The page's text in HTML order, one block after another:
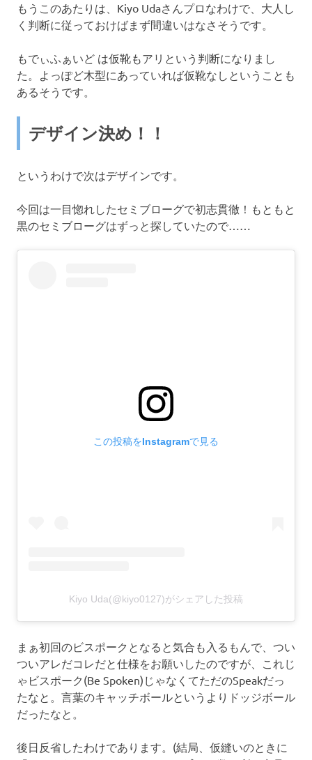
もうこのあたりは、Kiyo Udaさんプロなわけで、大人し
く判断に従っておけばまず間違いはなさそうです。
もでぃふぁいど は仮靴もアリという判断になりまし
た。よっぽど木型にあっていれば仮靴なしということも
あるそうです。
デザイン決め！！
というわけで次はデザインです。
今回は一目惚れしたセミブローグで初志貫徹！もともと
黒のセミブローグはずっと探していたので……
この投稿をInstagramで見る
Kiyo Uda(@kiyo0127)がシェアした投稿
まぁ初回のビスポークとなると気合も入るもんで、つい
ついアレだコレだと仕様をお願いしたのですが、これじ
ゃビスポーク(Be Spoken)じゃなくてただのSpeakだっ
たなと。言葉のキャッチボールというよりドッジボール
だったなと。
後日反省したわけであります。(結局、仮縫いのときに